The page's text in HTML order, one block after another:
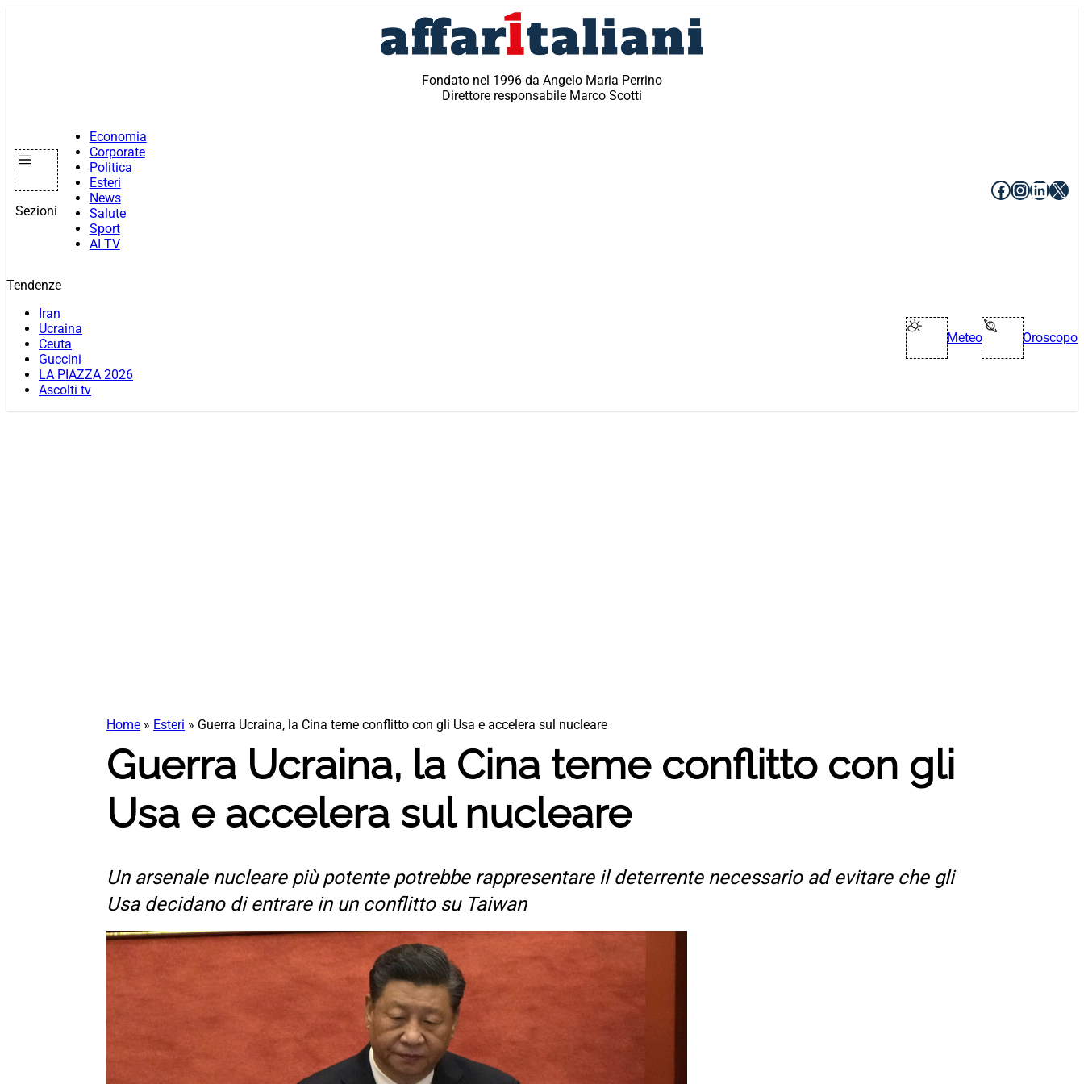
Fondato nel 1996 da Angelo Maria Perrino
Direttore responsabile Marco Scotti
Sezioni
Economia
Corporate
Politica
Esteri
News
Salute
Sport
AI TV
Facebook
X
Tendenze
Iran
Ucraina
Ceuta
Guccini
LA PIAZZA 2026
Ascolti tv
Meteo Oroscopo
Home » Esteri » Guerra Ucraina, la Cina teme conflitto con gli Usa e accelera sul nucleare
Guerra Ucraina, la Cina teme conflitto con gli
Usa e accelera sul nucleare
Un arsenale nucleare più potente potrebbe rappresentare il deterrente necessario ad evitare che gli
Usa decidano di entrare in un conflitto su Taiwan